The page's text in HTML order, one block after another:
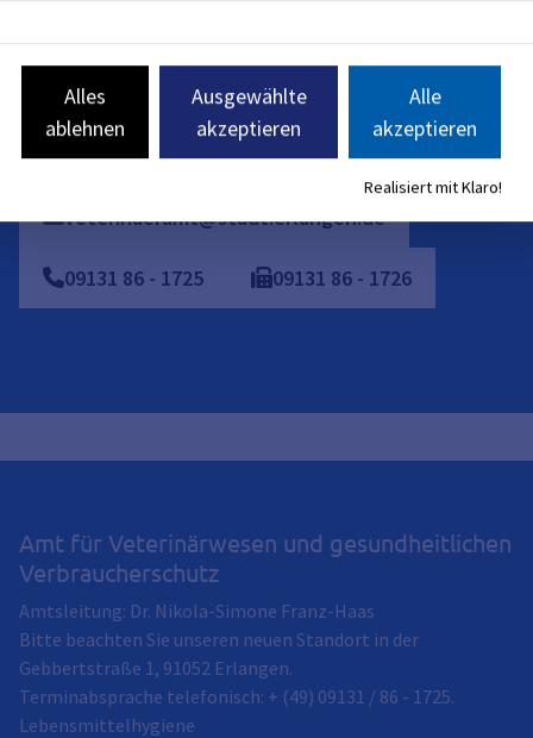
Öffnungszeiten
nach Vereinbarung
veterinaeramt@stadt.erlangen.de
09131 86 - 1725 09131 86 - 1726
Amt für Veterinärwesen und gesundheitlichen
Verbraucherschutz
Amtsleitung: Dr. Nikola-Simone Franz-Haas
Bitte beachten Sie unseren neuen Standort in der
Gebbertstraße 1, 91052 Erlangen.
Terminabsprache telefonisch: + (49) 09131 / 86 - 1725.
Lebensmittelhygiene
Alles
ablehnen
Ausgewählte
akzeptieren
Alle
akzeptieren
Realisiert mit Klaro!